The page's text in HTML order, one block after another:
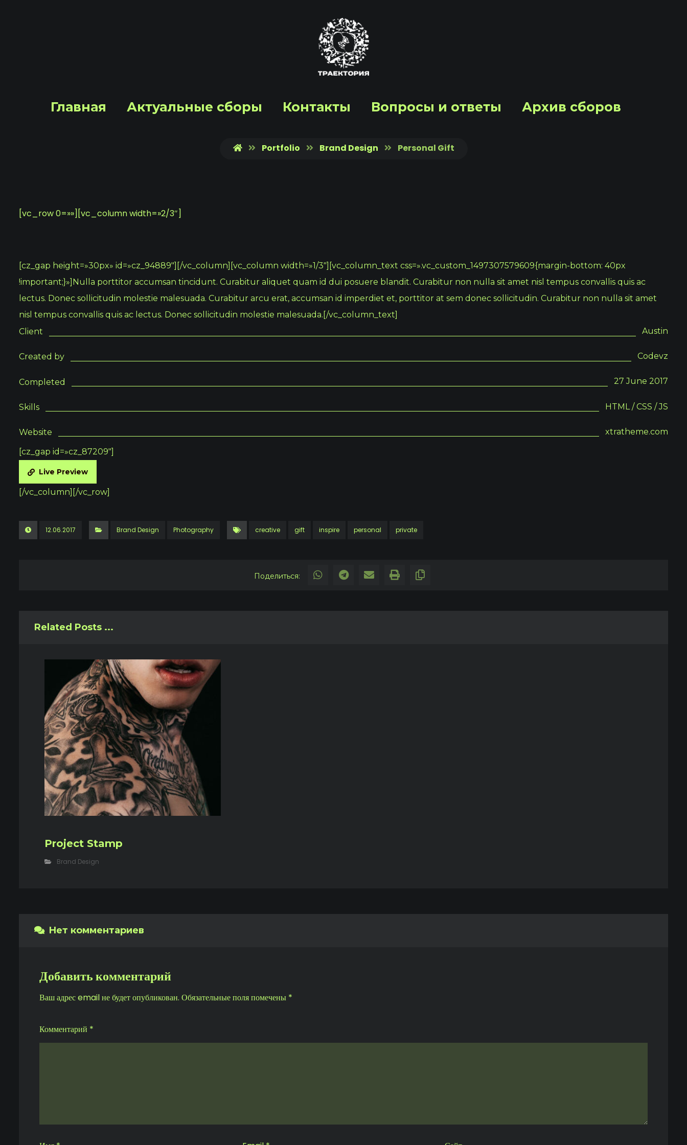
Главная Актуальные сборы Контакты Вопросы и ответы Архив сборов
Portfolio Brand Design Personal Gift
[vc_row 0=»»][vc_column width=»2/3″]
[cz_gap height=»30px» id=»cz_94889″][/vc_column][vc_column width=»1/3″][vc_column_text css=».vc_custom_1497307579609{margin-bottom: 40px
!important;}»]Nulla porttitor accumsan tincidunt. Curabitur aliquet quam id dui posuere blandit. Curabitur non nulla sit amet nisl tempus convallis quis ac
lectus. Donec sollicitudin molestie malesuada. Curabitur arcu erat, accumsan id imperdiet et, porttitor at sem donec sollicitudin. Curabitur non nulla sit amet
nisl tempus convallis quis ac lectus. Donec sollicitudin molestie malesuada.[/vc_column_text]
Client
Austin
Created by Codevz
Completed 27 June 2017
Skills HTML / CSS / JS
Website xtratheme.com
[cz_gap id=»cz_87209″]
Live Preview
[/vc_column][/vc_row]
12.06.2017 Brand Design Photography creative gift inspire personal private
Related Posts ...
Project Stamp
Brand Design
Нет комментариев
Добавить комментарий
Ваш адрес email не будет опубликован. Обязательные поля помечены *
Комментарий *